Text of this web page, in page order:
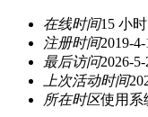
在线时间15 小时
注册时间2019-
最后访问2026-
上次活动时间
所在时区使用系